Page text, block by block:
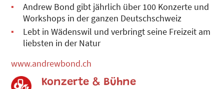
Andrew Bond gibt jährlich über 100 Konzerte und
Workshops in der ganzen Deutschschweiz
Lebt in Wädenswil und verbringt seine Freizeit am
liebsten in der Natur
www.andrewbond.ch
Konzerte & Bühne